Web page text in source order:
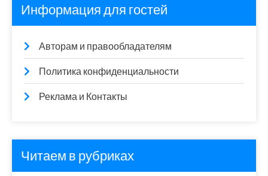
Информация для гостей
Авторам и правообладателям
Политика конфиденциальности
Реклама и Контакты
Читаем в рубриках